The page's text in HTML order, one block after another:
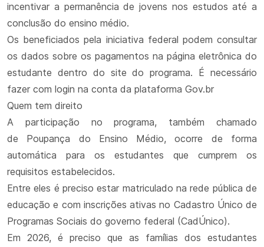
incentivar a permanência de jovens nos estudos até a
conclusão do ensino médio.
Os beneficiados pela iniciativa federal podem consultar
os dados sobre os pagamentos na página eletrônica do
estudante dentro do site do programa. É necessário
fazer com login na conta da plataforma Gov.br
Quem tem direito
A participação no programa, também chamado
de Poupança do Ensino Médio, ocorre de forma
automática para os estudantes que cumprem os
requisitos estabelecidos.
Entre eles é preciso estar matriculado na rede pública de
educação e com inscrições ativas no Cadastro Único de
Programas Sociais do governo federal (CadÚnico).
Em 2026, é preciso que as famílias dos estudantes